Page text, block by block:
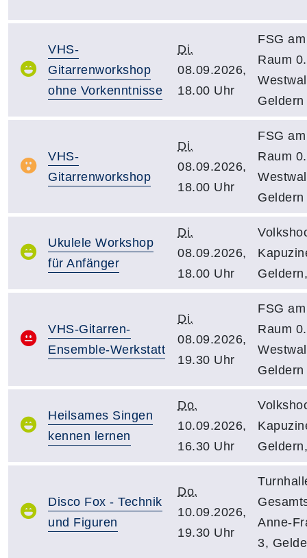
VHS-
Gitarrenworkshop
ohne Vorkenntnisse
Di.
08.09.2026,
18.00 Uhr
FSG
Raum
Geldern
VHS-
Gitarrenworkshop
Di.
08.09.2026,
18.00 Uhr
FSG
Raum
Geldern
Ukulele Workshop
für Anfänger
Di.
08.09.2026,
18.00 Uhr
VHS-Gitarren-
Ensemble-Werkstatt
Di.
08.09.2026,
19.30 Uhr
FSG
Raum
Geldern
Heilsames Singen
kennen lernen
Do.
10.09.2026,
16.30 Uhr
Disco Fox - Technik
und Figuren
Do.
10.09.2026,
19.30 Uhr
Anne-
3,